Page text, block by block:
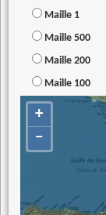
Maille 1
Maille 500
Maille 200
Maille 100
+
−